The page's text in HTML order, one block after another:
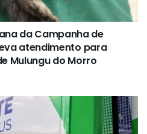
da Campanha de
atendimento para
Mulungu do Morro